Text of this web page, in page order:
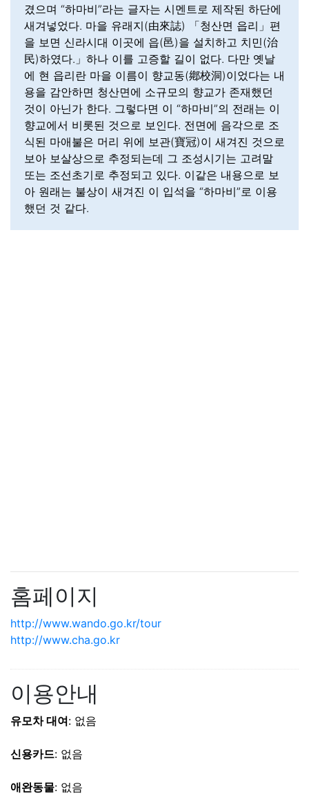
겼으며 “하마비”라는 글자는 시멘트로 제작된 하단에
새겨넣었다. 마을 유래지(由來誌) 「청산면 읍리」편
을 보면 신라시대 이곳에 읍(邑)을 설치하고 치민(治
民)하였다.」하나 이를 고증할 길이 없다. 다만 옛날
에 현 읍리란 마을 이름이 향교동(鄕校洞)이었다는 내
용을 감안하면 청산면에 소규모의 향교가 존재했던
것이 아닌가 한다. 그렇다면 이 “하마비”의 전래는 이
향교에서 비롯된 것으로 보인다. 전면에 음각으로 조
식된 마애불은 머리 위에 보관(寶冠)이 새겨진 것으로
보아 보살상으로 추정되는데 그 조성시기는 고려말
또는 조선초기로 추정되고 있다. 이같은 내용으로 보
아 원래는 불상이 새겨진 이 입석을 “하마비”로 이용
했던 것 같다.
홈페이지
http://www.wando.go.kr/tour
http://www.cha.go.kr
이용안내
유모차 대여: 없음
신용카드: 없음
애완동물: 없음